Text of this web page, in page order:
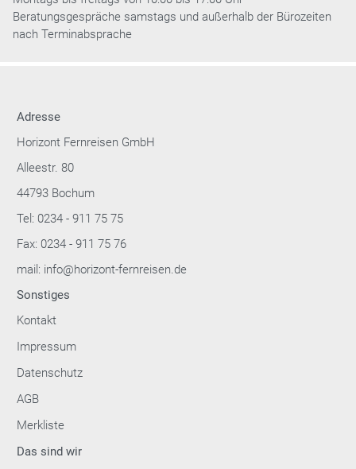
Beratungsgespräche samstags und außerhalb der Bürozeiten
nach Terminabsprache
Adresse
Horizont Fernreisen GmbH
Alleestr. 80
44793 Bochum
Tel: 0234 - 911 75 75
Fax: 0234 - 911 75 76
mail: info@horizont-fernreisen.de
Sonstiges
Kontakt
Impressum
Datenschutz
AGB
Merkliste
Das sind wir